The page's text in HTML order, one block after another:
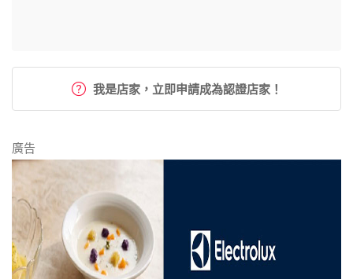
我是店家，立即申請成為認證店家！
廣告